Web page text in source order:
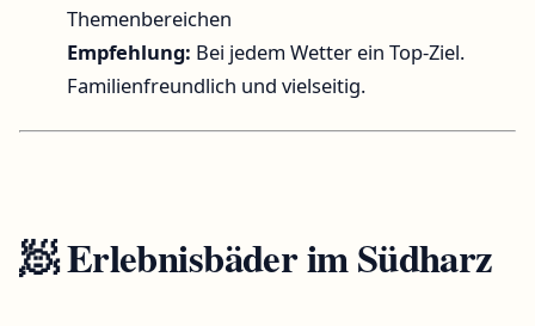
Themenbereichen
Empfehlung: Bei jedem Wetter ein Top-Ziel.
Familienfreundlich und vielseitig.
🧖 Erlebnisbäder imSüdharz